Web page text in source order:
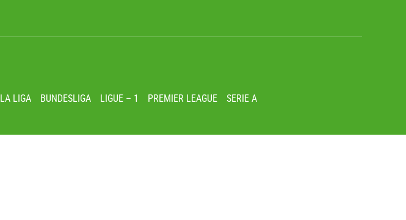
LA LIGA BUNDESLIGA LIGUE – 1 PREMIER LEAGUE
SERIE A